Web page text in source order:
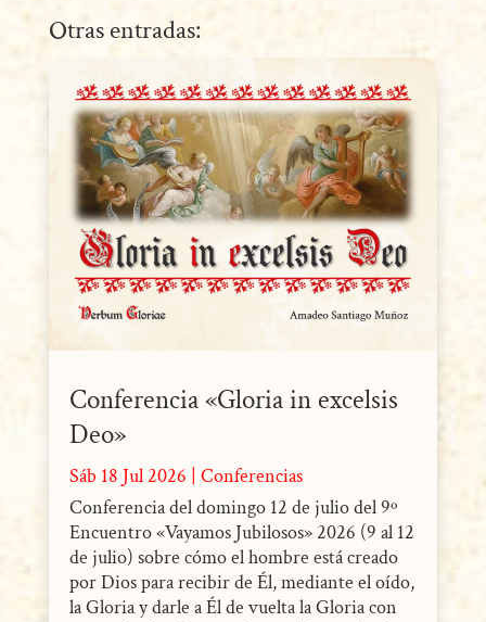
Otras entradas:
Conferencia «Gloria in excelsis
Deo»
Sáb 18 Jul 2026
Conferencias
Conferencia del domingo 12 de julio del 9º
Encuentro «Vayamos Jubilosos» 2026 (9 al 12
de julio) sobre cómo el hombre está creado
por Dios para recibir de Él, mediante el oído,
la Gloria y darle a Él de vuelta la Gloria con